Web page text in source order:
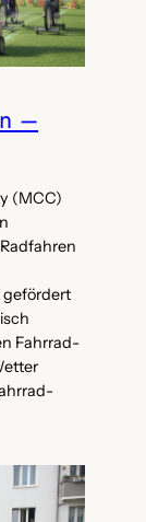
–
(MCC)
gefördert
Fahrrad-